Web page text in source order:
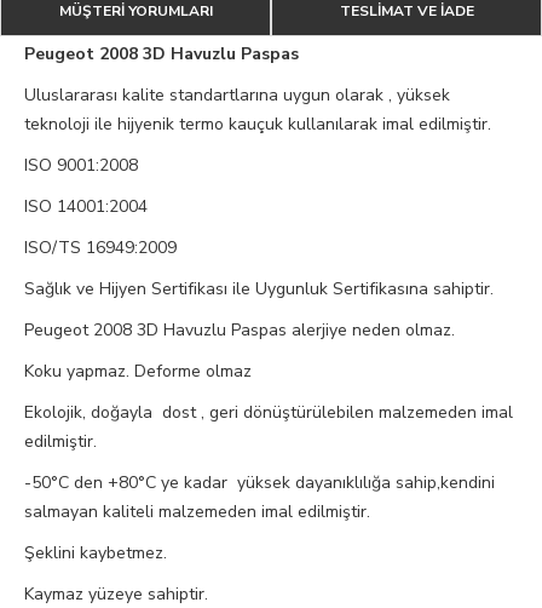
MÜŞTERİ YORUMLARI TESLİMAT VE İADE
Peugeot 2008 3D Havuzlu Paspas
Uluslararası kalite standartlarına uygun olarak , yüksek
teknoloji ile hijyenik termo kauçuk kullanılarak imal edilmiştir.
ISO 9001:2008
ISO 14001:2004
ISO/TS 16949:2009
Sağlık ve Hijyen Sertifikası ile Uygunluk Sertifikasına sahiptir.
Peugeot 2008 3D Havuzlu Paspas alerjiye neden olmaz.
Koku yapmaz. Deforme olmaz
Ekolojik, doğayla dost , geri dönüştürülebilen malzemeden imal
edilmiştir.
-50°C den +80°C ye kadar yüksek dayanıklılığa sahip,kendini
salmayan kaliteli malzemeden imal edilmiştir.
Şeklini kaybetmez.
Kaymaz yüzeye sahiptir.